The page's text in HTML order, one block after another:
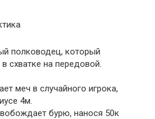
полководец, который
схватке на передовой.
меч в случайного игрока,
4м.
бурю, нанося 50к